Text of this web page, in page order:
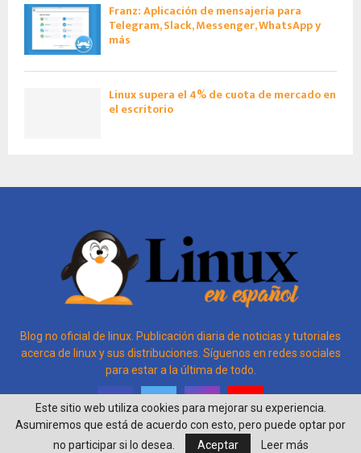
Franz: Aplicación de mensajería para
Telegram, Slack, Messenger, WhatsApp y
más
Linux supera el 4% de cuota de mercado en
el escritorio
Blog no oficial de linux. Publicación diaria de noticias y tutoriales
acerca de linux y sus distribuciones. Síguenos en redes sociales
para estar a la última de todo.
Este sitio web utiliza cookies para mejorar su experiencia.
Asumiremos que está de acuerdo con esto, pero puede optar por
no participar si lo desea.
Aceptar Leer más